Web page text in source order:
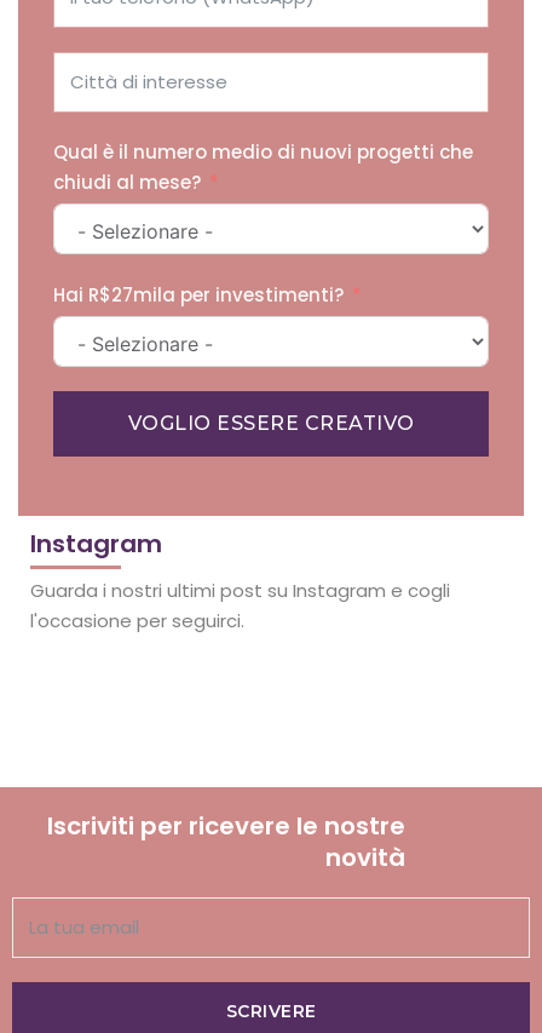
Qual è il numero medio di nuovi progetti che
chiudi al mese?
Hai R$27mila per investimenti?
VOGLIO ESSERE CREATIVO
Instagram
Guarda i nostri ultimi post su Instagram e cogli
l'occasione per seguirci.
Iscriviti per ricevere le nostre
novità
SCRIVERE